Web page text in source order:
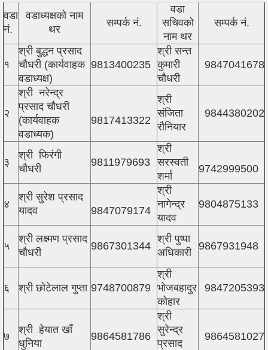
वडा
नं.
वडाध्यक्षको नाम
थर
सम्पर्क नं.
वडा
सचिवको
नाम थर
सम्पर्क नं.
१
श्री बुद्धन प्रसाद
चौधरी (कार्यवाहक
वडाध्यक्ष)
9813400235
श्री सन्त
कुमारी
चौधरी
9847041678
२
श्री नरेन्द्र
प्रसाद चौधरी
(कार्यवाहक
वडाध्यक)
9817413322
श्री
संजिता
रौनियार
9844380202
३
श्री फिरंगी
चौधरी
9811979693
श्री
सरस्वती
शर्मा
9742999500
४
श्री सुरेश प्रसाद
यादव
9847079174
श्री
नागेन्द्र
यादव
9804875133
५
श्री लक्ष्मण प्रसाद
चौधरी
9867301344
श्री पुष्पा
अधिकारी
9867931948
६ श्री छोटेलाल गुप्ता 9748700879
श्री
भोजबहादुर
कोहार
9847205393
७
श्री हेयात खाँ
धुनिया
9864581786
श्री
सुरेन्द्र
प्रसाद
9864581027